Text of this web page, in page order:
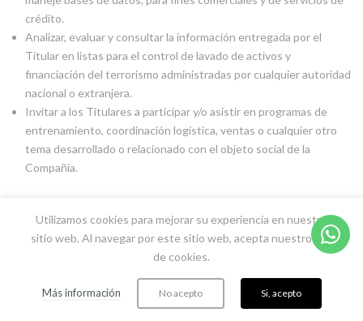
crédito.
Analizar, evaluar y consultar la información entregada por el
Titular en listas para el control de lavado de activos y
financiación del terrorismo administradas por cualquier autoridad
nacional o extranjera.
Invitar a los Titulares a participar y/o asistir en programas de
entrenamiento, coordinación logística, ventas o cualquier otro
tema desarrollado o relacionado con el objeto social de la
Compañía.
Accionistas:
través de correo electrónico, llamadas telefónicas, envío de SMS
o cualquier canal de comunicación conocido o por conocerse,
Buscar Carrito Menu
Utilizamos cookies para mejorar su experiencia en nuestro
sitio web. Al navegar por este sitio web, acepta nuestro uso
de cookies.
Más información No acepto Si, acepto